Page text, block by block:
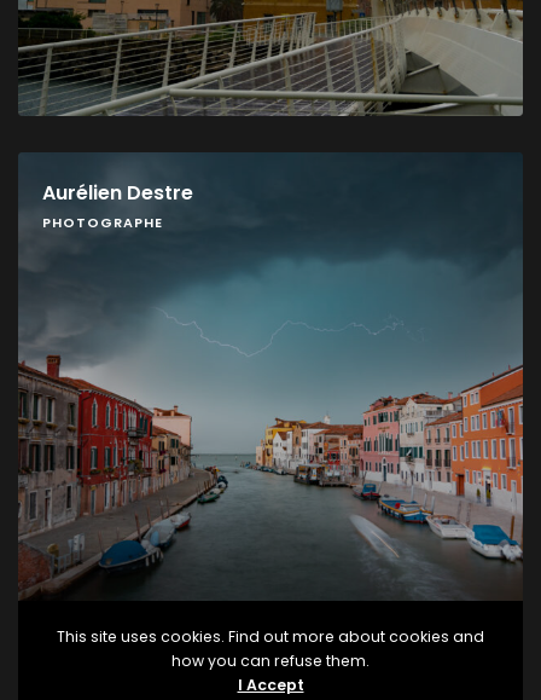
Aurélien Destre
PHOTOGRAPHE
This site uses cookies. Find out more about cookies and
how you can refuse them.
I Accept